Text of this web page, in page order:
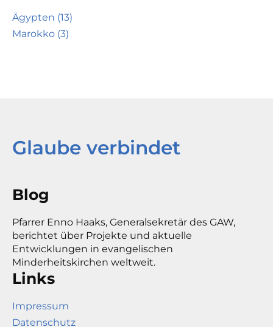
Ägypten (13)
Marokko (3)
Glaube verbindet
Blog
Pfarrer Enno Haaks, Generalsekretär des GAW,
berichtet über Projekte und aktuelle
Entwicklungen in evangelischen
Minderheitskirchen weltweit.
Links
Impressum
Datenschutz